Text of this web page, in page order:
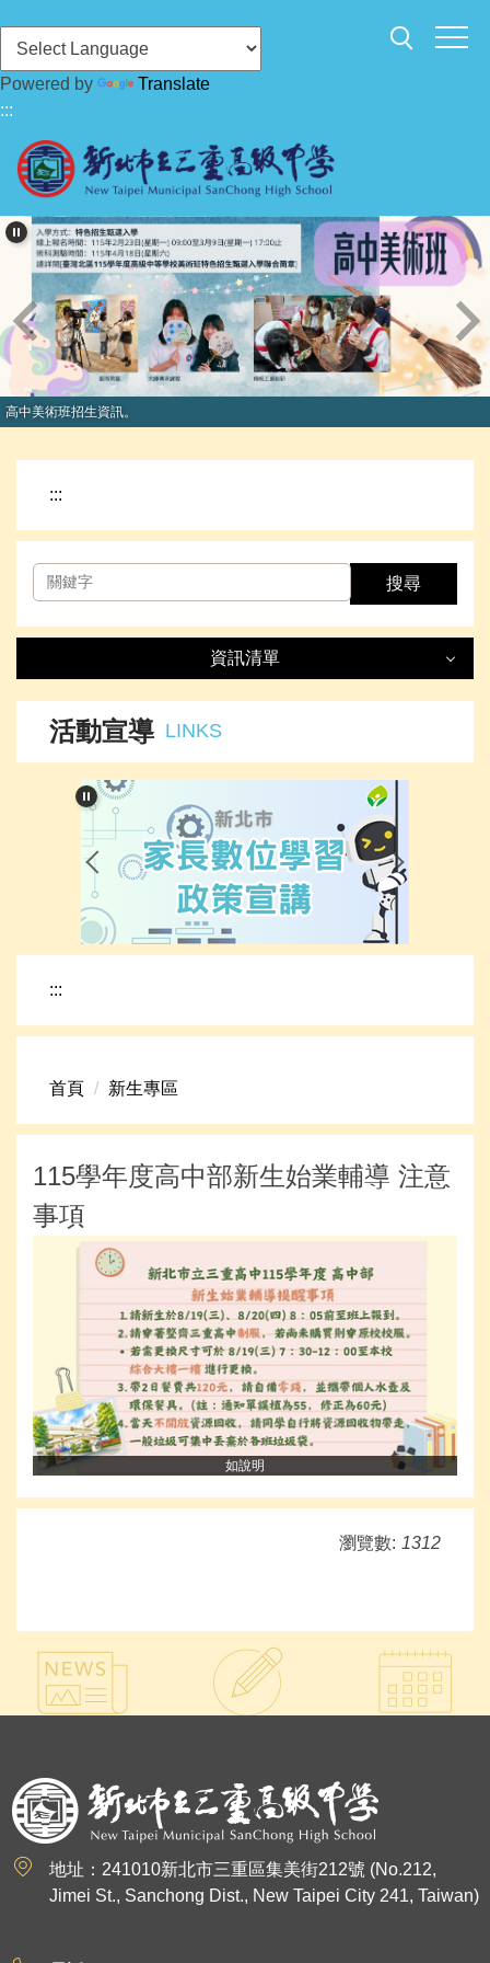
到
主
要
內
容
區
Powered by
Translate
:::
高中美術班招生資訊。
:::
搜尋
資訊清單
資訊清單 LIST
最新消息
處室簡介
榮譽事項
下載專區
網路資源
新生專區
學校組織
高中升學資訊
活動宣導 LINKS
:::
首頁 新生專區
115學年度高中部新生始業輔導 注意
事項
如說明
瀏覽數: 1312
地址：241010新北市三重區集美街212號 (No.212,
Jimei St., Sanchong Dist., New Taipei City 241, Taiwan)